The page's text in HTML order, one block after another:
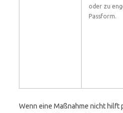
oder zu
Passform.
Wenn eine Maßnahme nicht